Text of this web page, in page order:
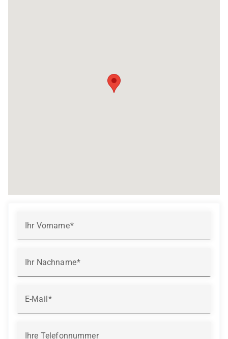
Ihr Vorname
Ihr Nachname
E-Mail
Ihre Telefonnummer